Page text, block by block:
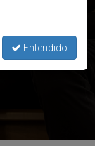
Entendido